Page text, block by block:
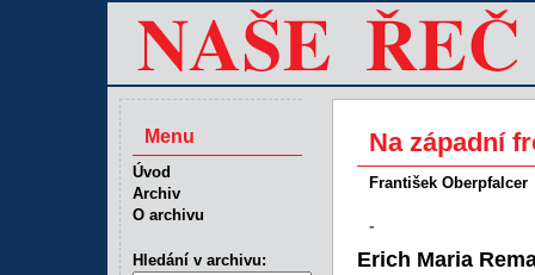
Na západní
František Oberpfalcer
-
Erich Maria
Menu
Úvod
Archiv
O archivu
Hledání v archivu: